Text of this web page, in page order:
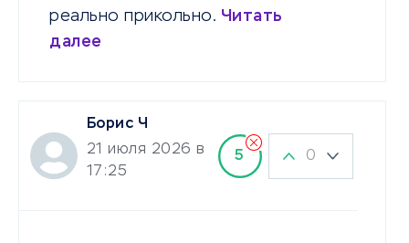
реально прикольно. Читать
далее
Борис Ч
21 июля 2026 в
17:25
5 0